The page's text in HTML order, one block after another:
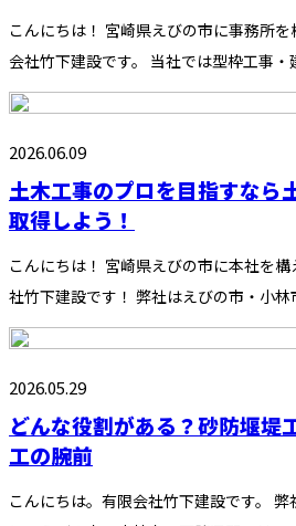
こんにちは！ 宮崎県えびの市に事務所
会社竹下建設です。 当社では型枠工事・
2026.06.09
土木工事のプロを目指すなら
取得しよう！
こんにちは！ 宮崎県えびの市に本社を
社竹下建設です！ 弊社はえびの市・小林
2026.05.29
どんな役割がある？砂防堰堤
工の腕前
こんにちは。有限会社竹下建設です。